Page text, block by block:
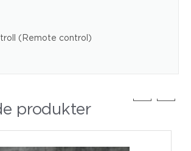
(Remote control)
produkter